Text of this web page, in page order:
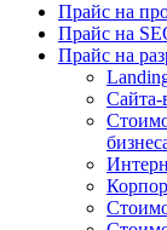
Прайс на
Прайс на
Прайс на
Cайта-